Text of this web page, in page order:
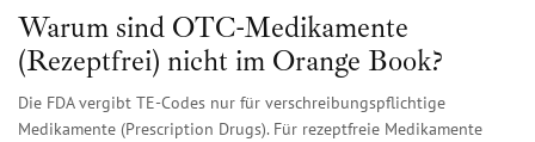
Warum sind OTC-Medikamente
(Rezeptfrei) nicht im Orange Book?
Die FDA vergibt TE-Codes nur für verschreibungspflichtige
Medikamente (Prescription Drugs). Für rezeptfreie Medikamente